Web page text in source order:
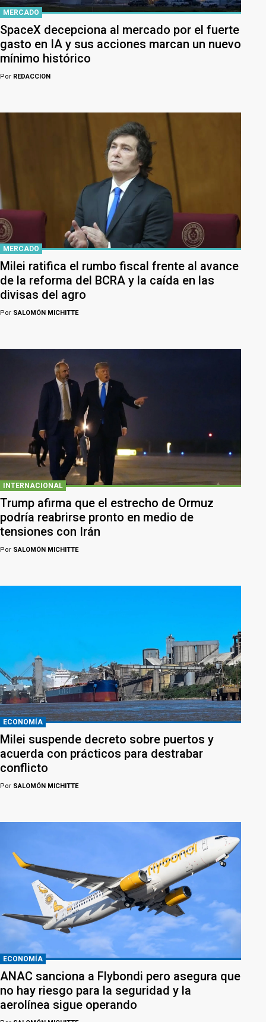
MERCADO
SpaceX decepciona al mercado por el fuerte
gasto en IA y sus acciones marcan un nuevo
mínimo histórico
Por REDACCION
MERCADO
Milei ratifica el rumbo fiscal frente al avance
de la reforma del BCRA y la caída en las
divisas del agro
Por SALOMÓN MICHITTE
INTERNACIONAL
Trump afirma que el estrecho de Ormuz
podría reabrirse pronto en medio de
tensiones con Irán
Por SALOMÓN MICHITTE
ECONOMÍA
Milei suspende decreto sobre puertos y
acuerda con prácticos para destrabar
conflicto
Por SALOMÓN MICHITTE
ECONOMÍA
ANAC sanciona a Flybondi pero asegura que
no hay riesgo para la seguridad y la
aerolínea sigue operando